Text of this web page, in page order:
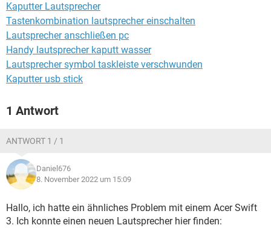
Kaputter Lautsprecher
Tastenkombination lautsprecher einschalten
Lautsprecher anschließen pc
Handy lautsprecher kaputt wasser
Lautsprecher symbol taskleiste verschwunden
Kaputter usb stick
1 Antwort
ANTWORT 1 / 1
Daniel676
8. November 2022 um 15:09
Hallo, ich hatte ein ähnliches Problem mit einem Acer Swift
3. Ich konnte einen neuen Lautsprecher hier finden: